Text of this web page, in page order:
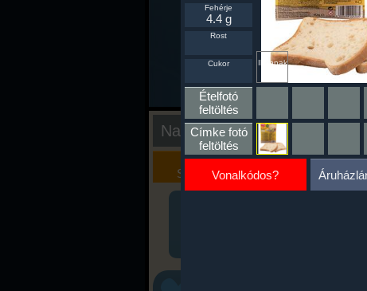
Nap kiértékelése
Kalória
Szimulátor
Szöveges
Értékelés
Ikonnak
Fehérje
4.4 g
Rost
Cukor
Ételfotó
feltöltés
Címke fotó
feltöltés
Vonalkódos?